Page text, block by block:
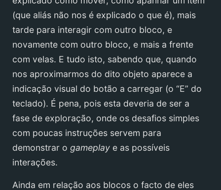
(que aliás não nos é explicado o que é), mais
tarde para interagir com outro bloco, e
novamente com outro bloco, e mais a frente
com velas. E tudo isto, sabendo que, quando
nos aproximarmos do dito objeto aparece a
indicação visual do botão a carregar (o “E” do
teclado). É pena, pois esta deveria de ser a
fase de exploração, onde os desafios simples
com poucas instruções servem para
demonstrar o gameplay e as possíveis
interações.
Ainda em relação aos blocos o facto de eles